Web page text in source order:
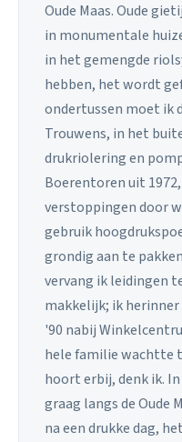
Oude Maas. Oude
in monumentale
in het gemengde
hebben, het wordt
ondertussen moet ik
Trouwens, in het
drukriolering en
Boerentoren uit
verstoppingen door
gebruik
grondig aan te
vervang ik leidingen
makkelijk; ik herinner
'90 nabij
hele familie wachtte
hoort erbij, denk ik.
graag langs de Oude
na een drukke dag,